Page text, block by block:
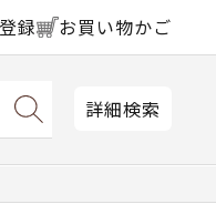
録 お買い物かご
詳細検索